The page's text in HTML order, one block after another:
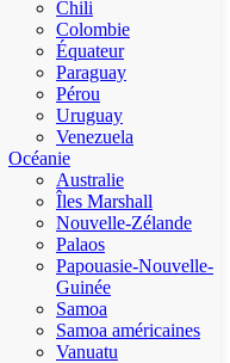
Chili
Colombie
Équateur
Paraguay
Pérou
Uruguay
Venezuela
Océanie
Australie
Îles Marshall
Nouvelle-Zélande
Palaos
Papouasie-Nouvelle-
Guinée
Samoa
Samoa américaines
Vanuatu